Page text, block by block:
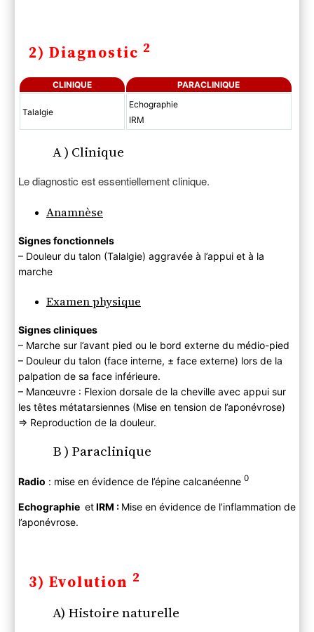
2) Diagnostic 2
CLINIQUE PARACLINIQUE
Talalgie
Echographie
IRM
A ) Clinique
Le diagnostic est essentiellement clinique.
Anamnèse
Signes fonctionnels
– Douleur du talon (Talalgie) aggravée à l’appui et à la
marche
Examen physique
Signes cliniques
– Marche sur l’avant pied ou le bord externe du médio-pied
– Douleur du talon (face interne, ± face externe) lors de la
palpation de sa face inférieure.
– Manœuvre : Flexion dorsale de la cheville avec appui sur
les têtes métatarsiennes (Mise en tension de l’aponévrose)
⇒ Reproduction de la douleur.
B ) Paraclinique
Radio : mise en évidence de l’épine calcanéenne 0
Echographie etIRM : Mise en évidence de l’inflammation de
l’aponévrose.
3) Evolution 2
A) Histoire naturelle